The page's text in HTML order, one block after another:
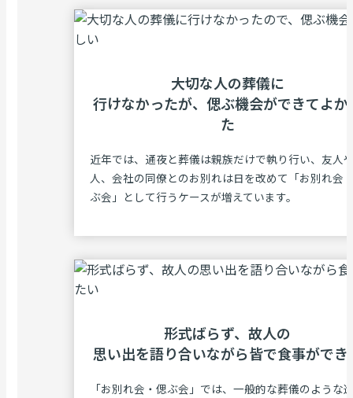
⼤切な⼈の葬儀に
⾏けなかったが、 偲ぶ機会ができてよか
た
近年では、通夜と葬儀は親族だけで執り行い、友人
人、会社の同僚とのお別れは日を改めて「お別れ会
ぶ会」として行うケースが増えています。
形式ばらず、故⼈の
思い出を語り合いながら皆で⾷事ができ
「お別れ会・偲ぶ会」では、一般的な葬儀のような